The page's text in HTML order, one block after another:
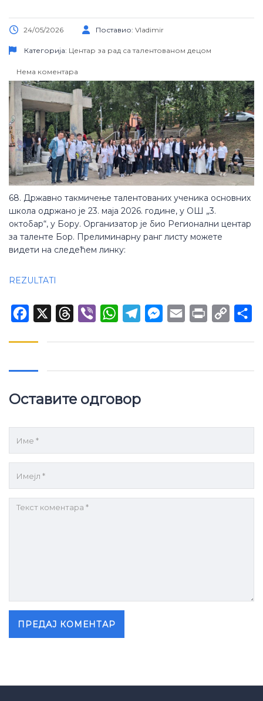
24/05/2026 Поставио: Vladimir
Категорија: Центар за рад са талентованом децом
Нема коментара
68. Државно такмичење талентованих ученика основних
школа одржано је 23. маја 2026. године, у ОШ „3.
октобар“, у Бору. Организатор је био Регионални центар
за таленте Бор. Прелиминарну ранг листу можете
видети на следећем линку:
REZULTATI
Facebook Threads
Viber WhatsAppTelegramMessenger
Email Print
Copy
Оставите одговор